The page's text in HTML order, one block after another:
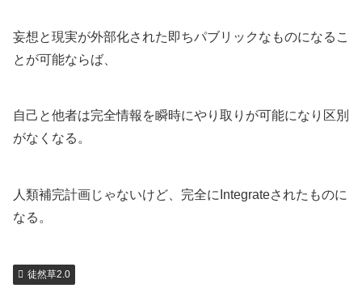
妄想と現実が外部化された即ちパブリックなものになるこ
とが可能ならば、
自己と他者は完全情報を瞬時にやり取りが可能になり区別
がなくなる。
人類補完計画じゃないけど、完全にIntegrateされたものに
なる。
徒然草2.0